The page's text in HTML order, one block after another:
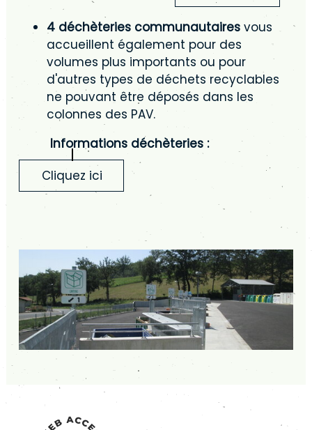
4 déchèteries communautaires vous
accueillent également pour des
volumes plus importants ou pour
d'autres types de déchets recyclables
ne pouvant être déposés dans les
colonnes des PAV.
Informations déchèteries :
Cliquez ici